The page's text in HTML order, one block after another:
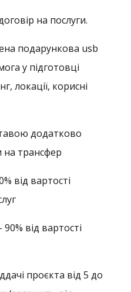
на послуги.
подарункова usb
у підготовці
локації, корисні
додатково
на трансфер
від вартості
від вартості
проєкта від 5 до